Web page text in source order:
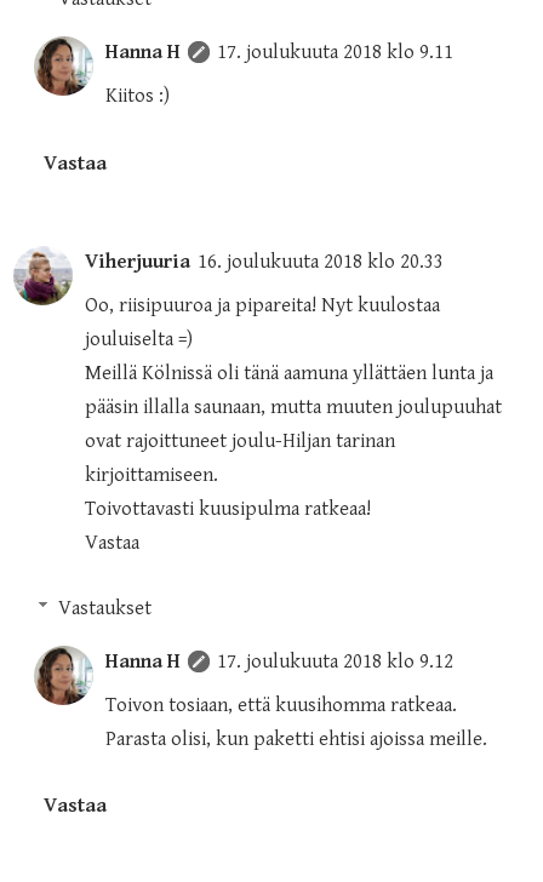
Hanna H
17. joulukuuta 2018 klo 9.11
Kiitos :)
Vastaa
Viherjuuria 16. joulukuuta 2018 klo 20.33
Oo, riisipuuroa ja pipareita! Nyt kuulostaa
jouluiselta =)
Meillä Kölnissä oli tänä aamuna yllättäen lunta ja
pääsin illalla saunaan, mutta muuten joulupuuhat
ovat rajoittuneet joulu-Hiljan tarinan
kirjoittamiseen.
Toivottavasti kuusipulma ratkeaa!
Vastaa
Vastaukset
Hanna H
17. joulukuuta 2018 klo 9.12
Toivon tosiaan, että kuusihomma ratkeaa.
Parasta olisi, kun paketti ehtisi ajoissa meille.
Vastaa